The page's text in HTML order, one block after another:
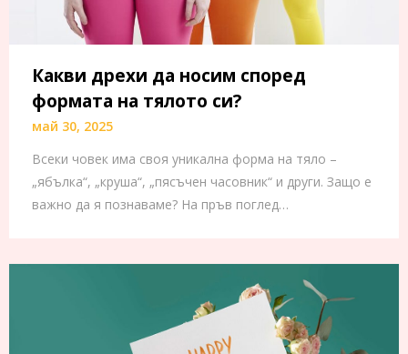
Какви дрехи да носим според
формата на тялото си?
май 30, 2025
Всеки човек има своя уникална форма на тяло –
„ябълка“, „круша“, „пясъчен часовник“ и други. Защо е
важно да я познаваме? На пръв поглед…